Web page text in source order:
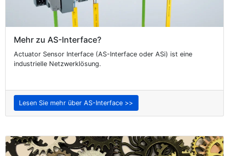
Mehr zu AS-Interface?
Actuator Sensor Interface (AS-Interface oder ASi) ist eine
industrielle Netzwerklösung.
Lesen Sie mehr über AS-Interface >>